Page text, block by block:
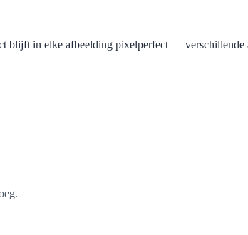
blijft in elke afbeelding pixelperfect —